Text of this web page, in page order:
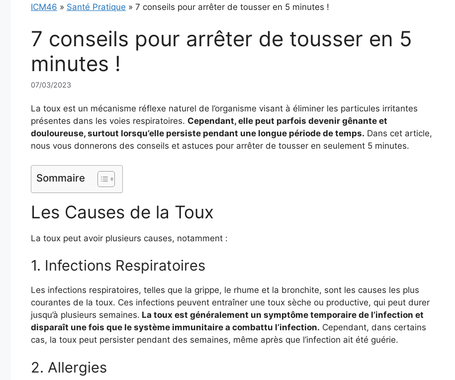
ICM46 » Santé Pratique » 7 conseils pour arrêter de tousser en 5 minutes !
7 conseils pour arrêter de tousser en 5
minutes !
07/03/2023
La toux est un mécanisme réflexe naturel de l’organisme visant à éliminer les particules irritantes
présentes dans les voies respiratoires. Cependant, elle peut parfois devenir gênante et
douloureuse, surtout lorsqu’elle persiste pendant une longue période de temps. Dans cet article,
nous vous donnerons des conseils et astuces pour arrêter de tousser en seulement 5 minutes.
Sommaire
Les Causes de la Toux
La toux peut avoir plusieurs causes, notamment :
1. Infections Respiratoires
Les infections respiratoires, telles que la grippe, le rhume et la bronchite, sont les causes les plus
courantes de la toux. Ces infections peuvent entraîner une toux sèche ou productive, qui peut durer
jusqu’à plusieurs semaines. La toux est généralement un symptôme temporaire de l’infection et
disparaît une fois que le système immunitaire a combattu l’infection. Cependant, dans certains
cas, la toux peut persister pendant des semaines, même après que l’infection ait été guérie.
2. Allergies